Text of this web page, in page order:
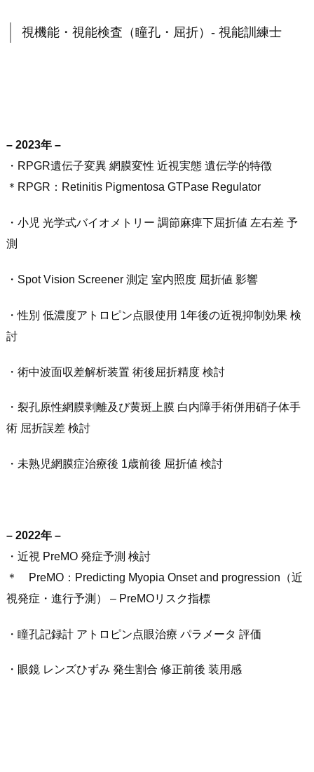
視機能・視能検査（瞳孔・屈折）- 視能訓練士
– 2023年 –
・RPGR遺伝子変異 網膜変性 近視実態 遺伝学的特徴
＊RPGR：Retinitis Pigmentosa GTPase Regulator
・小児 光学式バイオメトリー 調節麻痺下屈折値 左右差 予
測
・Spot Vision Screener 測定 室内照度 屈折値 影響
・性別 低濃度アトロピン点眼使用 1年後の近視抑制効果 検
討
・術中波面収差解析装置 術後屈折精度 検討
・裂孔原性網膜剥離及び黄斑上膜 白内障手術併用硝子体手
術 屈折誤差 検討
・未熟児網膜症治療後 1歳前後 屈折値 検討
– 2022年 –
・近視 PreMO 発症予測 検討
＊ PreMO：Predicting Myopia Onset and progression（近
視発症・進行予測） – PreMOリスク指標
・瞳孔記録計 アトロピン点眼治療 パラメータ 評価
・眼鏡 レンズひずみ 発生割合 修正前後 装用感